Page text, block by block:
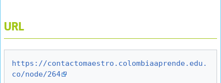
URL
https://contactomaestro.colombiaaprende.edu.
co/node/264